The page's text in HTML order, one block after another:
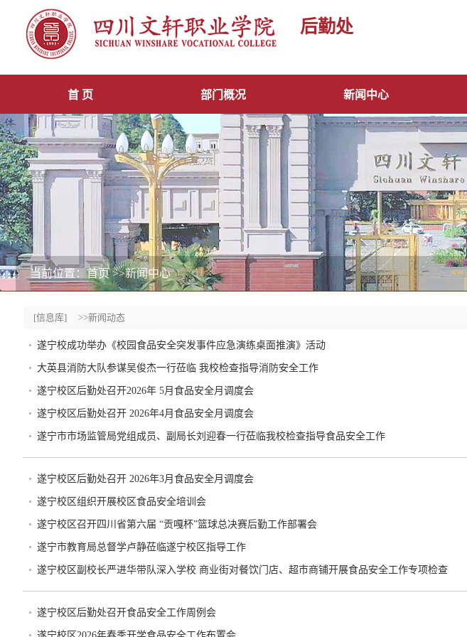
[信息库] >>新闻动态
遂宁校成功举办《校园食品安全突发事件应急演练桌面推演》活动
大英县消防大队参谋吴俊杰一行莅临 我校检查指导消防安全工作
遂宁校区后勤处召开2026年 5月食品安全月调度会
遂宁校区后勤处召开 2026年4月食品安全月调度会
遂宁市市场监管局党组成员、副局长刘迎春一行莅临我校检查指导食品安全工作
遂宁校区后勤处召开 2026年3月食品安全月调度会
遂宁校区组织开展校区食品安全培训会
遂宁校区召开四川省第六届 “贡嘎杯”篮球总决赛后勤工作部署会
遂宁市教育局总督学卢静莅临遂宁校区指导工作
遂宁校区副校长严进华带队深入学校 商业街对餐饮门店、超市商铺开展食品安全工作专项检查
遂宁校区后勤处召开食品安全工作周例会
当前位置：首页>>新闻中心
首 页 部门概况 新闻中心
后勤处